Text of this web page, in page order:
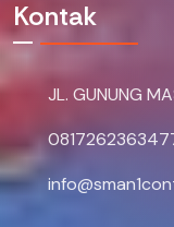
Kontak
JL. GUNUNG